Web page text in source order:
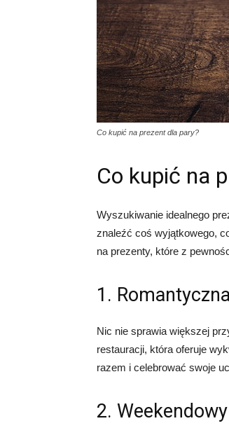
Co kupić na prezent dla pary?
Co kupić na
Wyszukiwanie idealnego
znaleźć coś wyjątkowego,
na prezenty, które z
1.
Nic nie sprawia większej
restauracji, która oferuje
razem i celebrować swoje
2.